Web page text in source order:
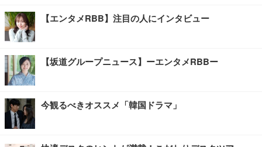
【エンタメRBB】注目の人にインタビュー
【坂道グループニュース】ーエンタメRBBー
今観るべきオススメ「韓国ドラマ」